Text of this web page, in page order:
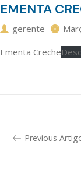
EMENTA
gerente
Ementa Creche
Previous